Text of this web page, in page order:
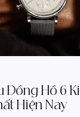
Đồng Hồ 6
Hiện Nay